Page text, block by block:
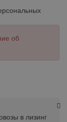
об
в лизинг